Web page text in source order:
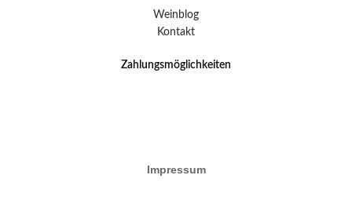
Weinblog
Kontakt
Zahlungsmöglichkeiten
Impressum